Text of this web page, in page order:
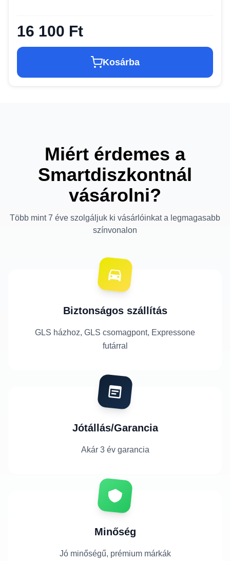
16 100 Ft
Kosárba
Miért érdemes a
Smartdiszkontnál
vásárolni?
Több mint 7 éve szolgáljuk ki vásárlóinkat a legmagasabb
színvonalon
Biztonságos szállítás
GLS házhoz, GLS csomagpont, Expressone
futárral
Jótállás/Garancia
Akár 3 év garancia
Minőség
Jó minőségű, prémium márkák